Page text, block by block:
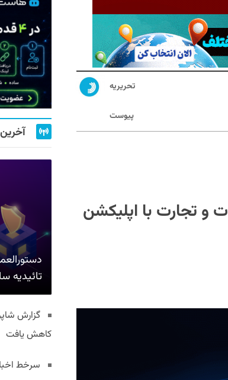
تحریریه
پیوست
و تجارت با اپلیکشن
تائیدیه
کاهش یافت
سرخط اخبار/ ۱۷